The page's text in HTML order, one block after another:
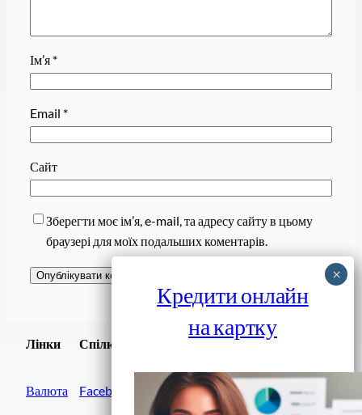
Ім’я *
Email *
Сайт
Зберегти моє ім’я, e-mail, та адресу сайту в цьому
браузері для моїх подальших коментарів.
Лінки
Валюта
Спілки
Facebook
Завантажити
Кредити онлайн
на картку